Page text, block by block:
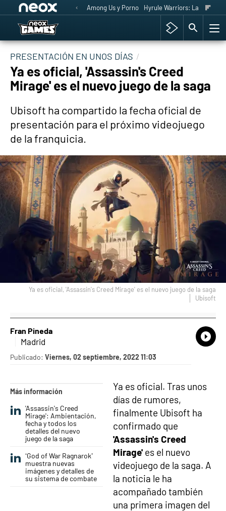
Among Us y Porno Hyrule Warriors: La Era del
PRESENTACIÓN EN UNOS DÍAS
Ya es oficial, 'Assassin's Creed
Mirage' es el nuevo juego de la saga
Ubisoft ha compartido la fecha oficial de
presentación para el próximo videojuego
de la franquicia.
Ya es oficial, 'Assassin's Creed Mirage' es el nuevo juego de la saga
Ubisoft
Fran Pineda
Madrid
Publicado: Viernes, 02 septiembre, 2022 11:03
Más información
'Assassin's Creed
Mirage': Ambientación,
fecha y todos los
detalles del nuevo
juego de la saga
‘God of War Ragnarok’
muestra nuevas
imágenes y detalles de
su sistema de combate
Ya es oficial. Tras unos
días de rumores,
finalmente Ubisoft ha
confirmado que
'Assassin's Creed
Mirage' es el nuevo
videojuego de la saga. A
la noticia le ha
acompañado también
una primera imagen del